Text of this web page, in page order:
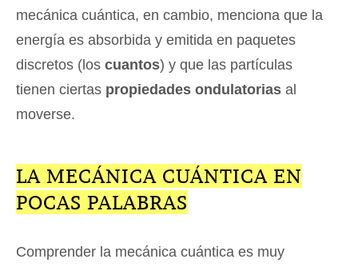
mecánica cuántica, en cambio, menciona que la
energía es absorbida y emitida en paquetes
discretos (los cuantos) y que las partículas
tienen ciertas propiedades ondulatorias al
moverse.
LA MECÁNICA CUÁNTICA EN
POCAS PALABRAS
Comprender la mecánica cuántica es muy